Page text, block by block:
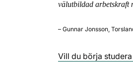
välutbildad arbetskraft
– Gunnar Jonsson,
Vill du börja